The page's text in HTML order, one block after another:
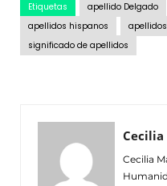
Etiquetas apellido Delgado
apellidos hispanos
significado de apellidos
Cecilia
Cecilia